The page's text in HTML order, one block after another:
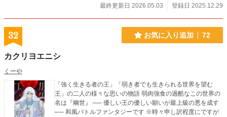
最終更新日 2026.05.03
登録日 2025.12.29
32 お気に入り追加 72
カクリヨエニシ
くーや
「強く生きる者の王」「弱き者でも生きられる世界を望む
王」の二人の様々な思いの物語 弱肉強食の過酷なこの世界の
名は『幽世』 ── 優しい王の優しい願いが最上級の悪を成す
── 和風バトルファンタジーです ※時々申し訳程度にですが